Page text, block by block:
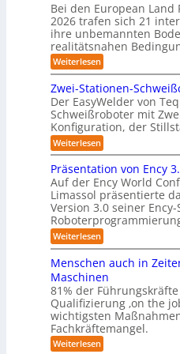
A
u
t
o
m
a
t
i
s
i
e
r
u
n
g
s
l
ö
s
u
n
g
e
m
D
-
S
t
e
r
e
o
-
K
a
m
e
r
a
s
y
s
t
e
m
f
ü
t
-
/
D
r
e
h
m
o
m
e
n
t
s
e
n
s
o
r
f
ü
r
I
n
d
u
s
t
r
i
e
r
Bei den European Land
2026 trafen sich 21
ihre unbemannten
realitätsnahen
Weiterlesen:
L
e
i
s
t
u
n
g
v
e
r
g
l
e
i
c
h
v
o
n
m
i
l
i
t
Zwei-Stationen-
Der EasyWelder von
Schweißroboter mit
Konfiguration, der
Weiterlesen:
Z
w
e
i
-
S
t
a
t
i
o
n
e
n
-
S
c
h
Präsentation von Ency
Auf der Ency World
Limassol präsentierte
Version 3.0 seiner
Weiterlesen:
P
ä
s
e
n
t
a
t
i
Menschen auch in
Maschinen
81% der
Qualifizierung ‚on the
wichtigsten
Fachkräftemangel.
Weiterlesen: